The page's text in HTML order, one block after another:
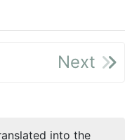
Next
into the